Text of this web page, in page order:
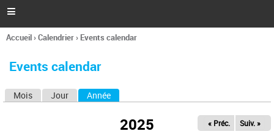
l
h
e

Vous
ici
Accueil›Calendrier› Events calendar
Events calendar
Mois Jour Année
2025 « Préc. Suiv. »